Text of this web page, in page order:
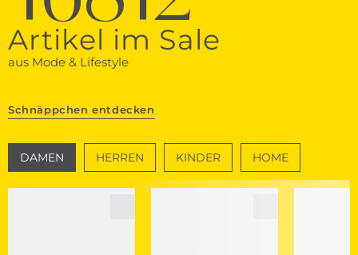
Artikel im Sale
aus Mode & Lifestyle
Schnäppchen entdecken
DAMEN HERREN KINDER HOME